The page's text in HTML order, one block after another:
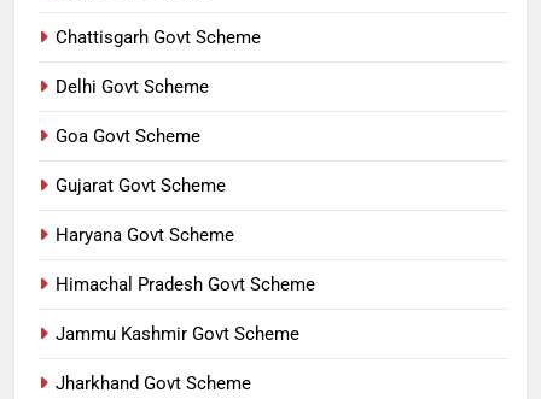
Chattisgarh Govt Scheme
Delhi Govt Scheme
Goa Govt Scheme
Gujarat Govt Scheme
Haryana Govt Scheme
Himachal Pradesh Govt Scheme
Jammu Kashmir Govt Scheme
Jharkhand Govt Scheme